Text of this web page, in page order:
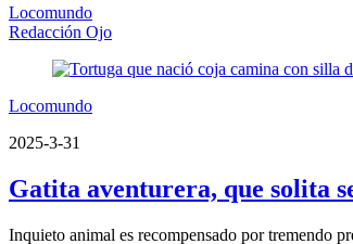
Locomundo
Redacción Ojo
Locomundo
2025-3-31
Gatita aventurera, que solita
Inquieto animal es recompensado por tremendo